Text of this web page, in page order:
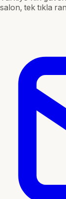
salon, tek tıkla